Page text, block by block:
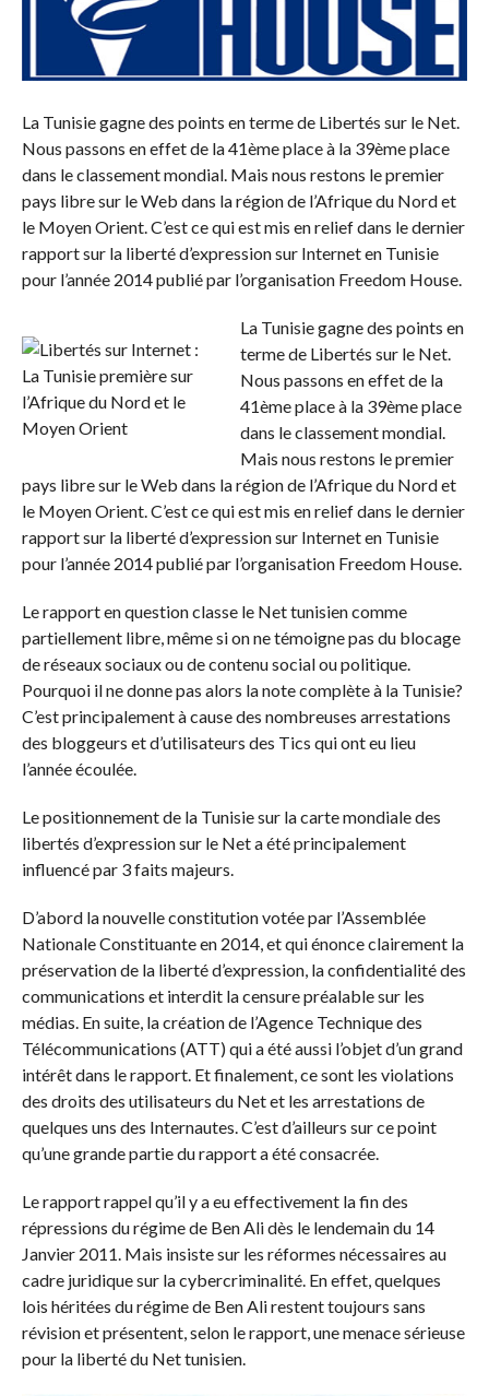
La Tunisie gagne des points en terme de Libertés sur le Net.
Nous passons en effet de la 41ème place à la 39ème place
dans le classement mondial. Mais nous restons le premier
pays libre sur le Web dans la région de l’Afrique du Nord et
le Moyen Orient. C’est ce qui est mis en relief dans le dernier
rapport sur la liberté d’expression sur Internet en Tunisie
pour l’année 2014 publié par l’organisation Freedom House.
La Tunisie gagne des points en
terme de Libertés sur le Net.
Nous passons en effet de la
41ème place à la 39ème place
dans le classement mondial.
Mais nous restons le premier
pays libre sur le Web dans la région de l’Afrique du Nord et
le Moyen Orient. C’est ce qui est mis en relief dans le dernier
rapport sur la liberté d’expression sur Internet en Tunisie
pour l’année 2014 publié par l’organisation Freedom House.
Le rapport en question classe le Net tunisien comme
partiellement libre, même si on ne témoigne pas du blocage
de réseaux sociaux ou de contenu social ou politique.
Pourquoi il ne donne pas alors la note complète à la Tunisie?
C’est principalement à cause des nombreuses arrestations
des bloggeurs et d’utilisateurs des Tics qui ont eu lieu
l’année écoulée.
Le positionnement de la Tunisie sur la carte mondiale des
libertés d’expression sur le Net a été principalement
influencé par 3 faits majeurs.
D’abord la nouvelle constitution votée par l’Assemblée
Nationale Constituante en 2014, et qui énonce clairement la
préservation de la liberté d’expression, la confidentialité des
communications et interdit la censure préalable sur les
médias. En suite, la création de l’Agence Technique des
Télécommunications (ATT) qui a été aussi l’objet d’un grand
intérêt dans le rapport. Et finalement, ce sont les violations
des droits des utilisateurs du Net et les arrestations de
quelques uns des Internautes. C’est d’ailleurs sur ce point
qu’une grande partie du rapport a été consacrée.
Le rapport rappel qu’il y a eu effectivement la fin des
répressions du régime de Ben Ali dès le lendemain du 14
Janvier 2011. Mais insiste sur les réformes nécessaires au
cadre juridique sur la cybercriminalité. En effet, quelques
lois héritées du régime de Ben Ali restent toujours sans
révision et présentent, selon le rapport, une menace sérieuse
pour la liberté du Net tunisien.